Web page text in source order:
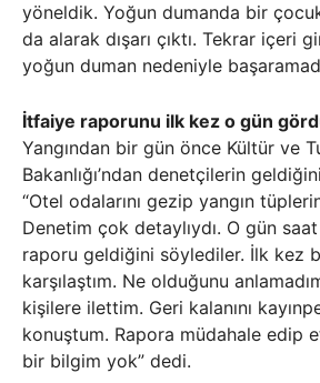
yöneldik. Yoğun dumanda bir
da alarak dışarı çıktı. Tekrar içeri
yoğun duman nedeniyle
İtfaiye raporunu ilk kez o gün
Yangından bir gün önce Kültür ve
Bakanlığı’ndan denetçilerin
“Otel odalarını gezip yangın
Denetim çok detaylıydı. O gün
raporu geldiğini söylediler. İlk kez
karşılaştım. Ne olduğunu
kişilere ilettim. Geri kalanını
konuştum. Rapora müdahale edip
bir bilgim yok” dedi.